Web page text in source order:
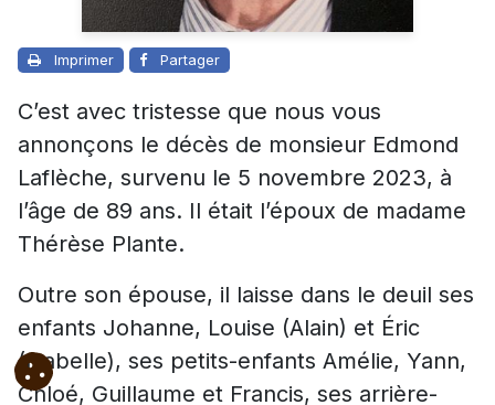
Imprimer Partager
C’est avec tristesse que nous vous
annonçons le décès de monsieur Edmond
Laflèche, survenu le 5 novembre 2023, à
l’âge de 89 ans. Il était l’époux de madame
Thérèse Plante.
Outre son épouse, il laisse dans le deuil ses
enfants Johanne, Louise (Alain) et Éric
(Isabelle), ses petits-enfants Amélie, Yann,
Chloé, Guillaume et Francis, ses arrière-